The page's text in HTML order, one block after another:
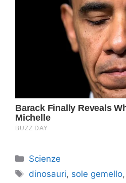
Categorie
Scienze
Tag
dinosauri, sole gemello